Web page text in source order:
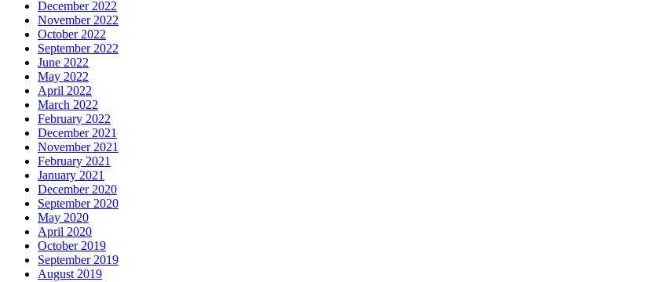
December 2022
November 2022
October 2022
September 2022
June 2022
May 2022
April 2022
March 2022
February 2022
December 2021
November 2021
February 2021
January 2021
December 2020
September 2020
May 2020
April 2020
October 2019
September 2019
August 2019